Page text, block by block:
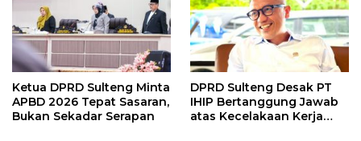
Ketua DPRD Sulteng Minta
APBD 2026 Tepat Sasaran,
Bukan Sekadar Serapan
DPRD Sulteng Desak PT
IHIP Bertanggung Jawab
atas Kecelakaan Kerja